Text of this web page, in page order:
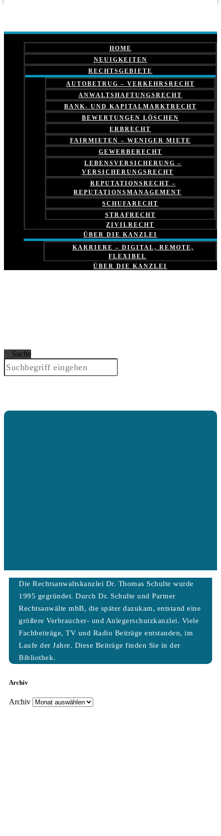
HOME
NEUIGKEITEN
RECHTSGEBIETE
AUTOBETRUG – VERKEHRSRECHT
ANWALTSHAFTUNGSRECHT
BANK- UND KAPITALMARKTRECHT
BEWERTUNGEN LÖSCHEN
ERBRECHT
FAIRMIETEN – WENIGER MIETE
GEWERBERECHT
LEBENSVERSICHERUNG –
VERSICHERUNGSRECHT
REPUTATIONSRECHT –
REPUTATIONSMANAGEMENT
SCHUFARECHT
STRAFRECHT
ZIVILRECHT
ÜBER DIE KANZLEI
KARRIERE – DIGITAL, REMOTE,
FLEXIBEL
ÜBER DIE KANZLEI
Suche
Die Rechtsanwaltskanzlei Dr. Thomas Schulte wurde
1995 gegründet. Durch Dr. Schulte und Partner
Rechtsanwälte mbB, die später dazukam, entstand eine
größere Verbraucher- und Anlegerschutzkanzlei. Viele
Fachbeiträge, TV und Radio Beiträge entstanden, im
Laufe der Jahre. Diese Beiträge finden Sie in der
Bibliothek.
Archiv
Archiv